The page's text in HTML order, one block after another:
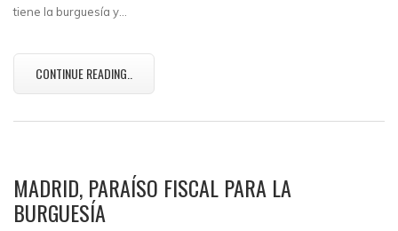
tiene la burguesía y…
CONTINUE READING..
MADRID, PARAÍSO FISCAL PARA LA
BURGUESÍA